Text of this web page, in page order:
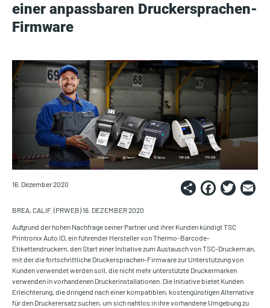
einer anpassbaren Druckersprachen-
Firmware
16. Dezember 2020 Share
BREA, CALIF. (PRWEB) 16. DEZEMBER 2020
Aufgrund der hohen Nachfrage seiner Partner und ihrer Kunden kündigt TSC
Printronix Auto ID, ein führender Hersteller von Thermo-Barcode-
Etikettendruckern, den Start einer Initiative zum Austausch von TSC-Druckern an,
mit der die fortschrittliche Druckersprachen-Firmware zur Unterstützung von
Kunden verwendet werden soll, die nicht mehr unterstützte Druckermarken
verwenden in vorhandenen Druckerinstallationen. Die Initiative bietet Kunden
Erleichterung, die dringend nach einer kompatiblen, kostengünstigen Alternative
für den Druckerersatz suchen, um sich nahtlos in ihre vorhandene Umgebung zu